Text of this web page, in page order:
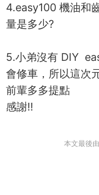
4.easy100 機油和
量是多少?
5.小弟沒有 DIY
會修車，所以這次
前輩多多提點
感謝!!
本文最後